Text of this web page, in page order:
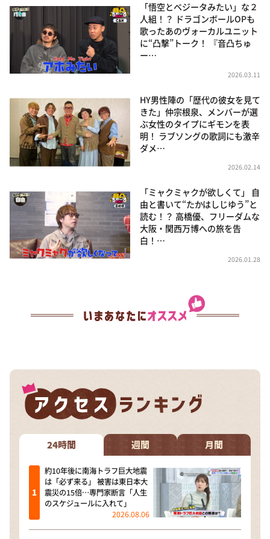
「悟空とベジータみたい」な２
人組！？ ドラゴンボールOPも
歌ったあのヴォーカルユニット
に“凸撃”トーク！ 『音凸ちゅ
ー…
2026.03.11
HY男性陣の「歴代の彼女を見て
きた」仲宗根泉、メンバーが選
ぶ女性のタイプにギモンを表
明！ ラブソングの歌詞にも激辛
ダメ…
2026.02.14
「ミャクミャクが欲しくて」 自
由と書いて“たかはしじゆう”と
読む！？ 高橋優、フリーダムな
大阪・関西万博への旅を告
白！…
2026.01.28
24時間 週間 月間
約10年後に南海トラフ巨大地震
は「必ず来る」 被害は東日本大
震災の15倍…専門家断言「人生
のスケジュールに入れて」
2026.08.06